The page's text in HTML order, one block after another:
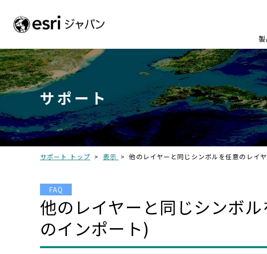
サポート
サポート トップ > 表示 > 他のレイヤーと同じシンボルを任意のレイ
FAQ
他のレイヤーと同じシンボ
のインポート)